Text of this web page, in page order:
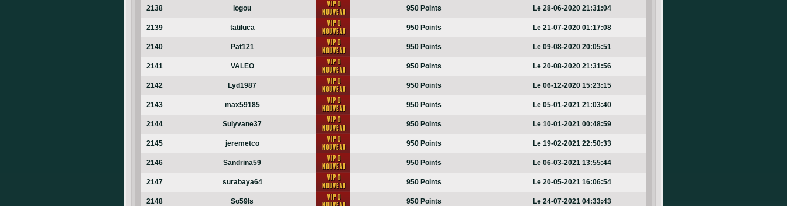
2138 logou 950 Points Le 28-06-2020 21:31:04
2139 tatiluca 950 Points Le 21-07-2020 01:17:08
2140 Pat121 950 Points Le 09-08-2020 20:05:51
2141 VALEO 950 Points Le 20-08-2020 21:31:56
2142 Lyd1987 950 Points Le 06-12-2020 15:23:15
2143 max59185 950 Points Le 05-01-2021 21:03:40
2144 Sulyvane37 950 Points Le 10-01-2021 00:48:59
2145 jeremetco 950 Points Le 19-02-2021 22:50:33
2146 Sandrina59 950 Points Le 06-03-2021 13:55:44
2147 surabaya64 950 Points Le 20-05-2021 16:06:54
2148 So59ls 950 Points Le 24-07-2021 04:33:43